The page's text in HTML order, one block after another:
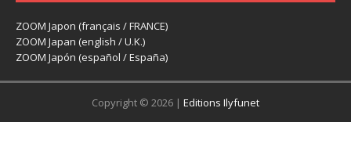
ZOOM Japon (français / FRANCE)
ZOOM Japan (english / U.K.)
ZOOM Japón (español / España)
Copyright © 2026 | Editions Ilyfunet